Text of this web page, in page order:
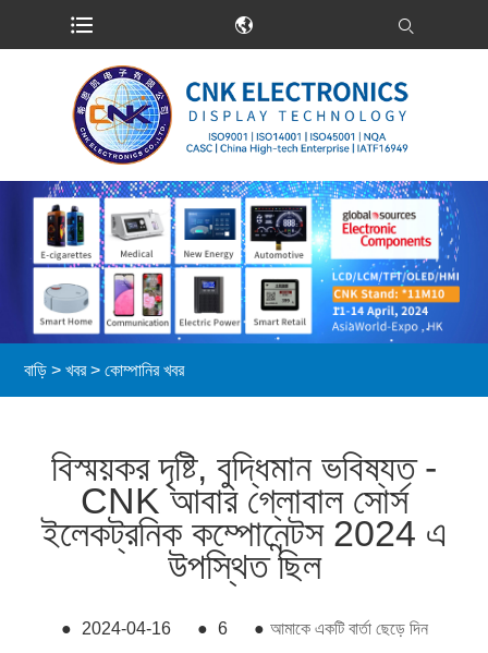
বাড়ি > খবর>কোম্পানির খবর
বিস্ময়কর দৃষ্টি, বুদ্ধিমান ভবিষ্যত -
CNK আবার গ্লোবাল সোর্স
ইলেকট্রনিক কম্পোনেন্টস 2024 এ
উপস্থিত ছিল
● 2024-04-16 ● 6 ● আমাকে একটি বার্তা ছেড়ে দিন